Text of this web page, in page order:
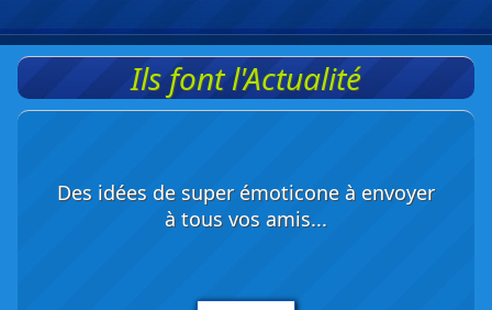
Ils font l'Actualité
Des idées de super émoticone à envoyer
à tous vos amis...